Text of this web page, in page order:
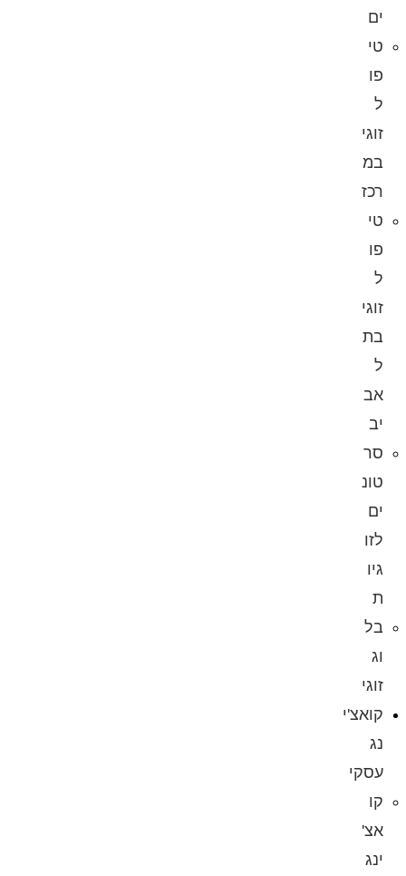
ים
טי
פו
ל
זוגי
במ
רכז
טי
פו
ל
זוגי
בת
ל
אב
יב
סר
טונ
ים
לזו
גיו
ת
בל
וג
זוגי
קואצ'י
נג
עסקי
קו
אצ'
ינג